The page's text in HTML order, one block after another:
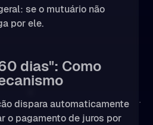
se o mutuário não
por ele.
dias": Como
dispara automaticamente
o pagamento de juros por